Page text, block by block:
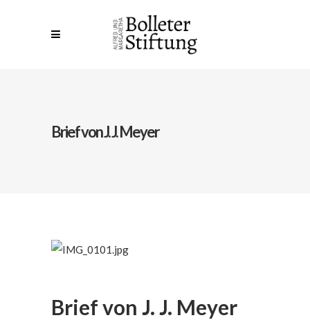
Brief von J. J. Meyer
Brief von J. J. Meyer